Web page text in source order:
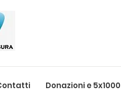
Donazioni e 5x1000